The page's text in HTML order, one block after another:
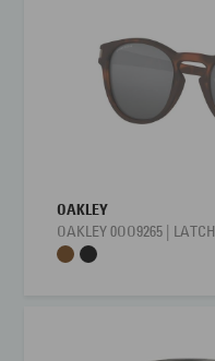
OAKLEY
OAKLEY 0OO9265 | LATCH